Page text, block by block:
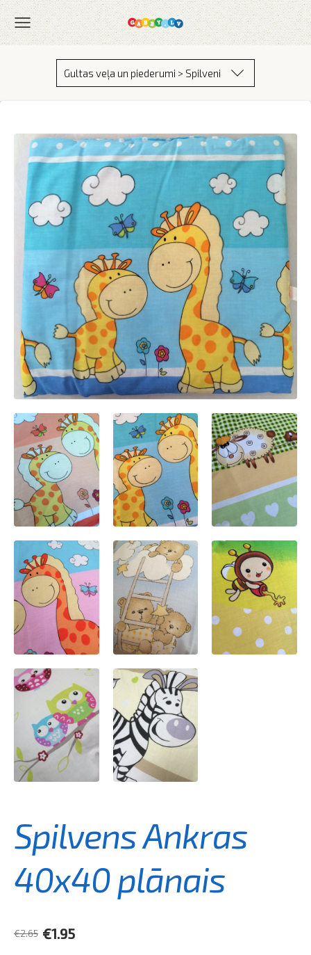
Gultas veļa un piederumi > Spilveni
Spilvens Ankras
40x40 plānais
€2.65 €1.95